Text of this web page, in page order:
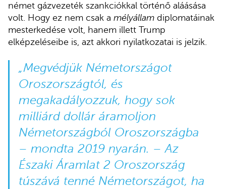
német gázvezeték szankciókkal történő aláásása
volt. Hogy ez nem csak a mélyállam diplomatáinak
mesterkedése volt, hanem illett Trump
elképzeléseibe is, azt akkori nyilatkozatai is jelzik.
„Megvédjük Németországot
Oroszországtól, és
megakadályozzuk, hogy sok
milliárd dollár áramoljon
Németországból Oroszországba
– mondta 2019 nyarán. – Az
Északi Áramlat 2 Oroszország
túszává tenné Németországot, ha